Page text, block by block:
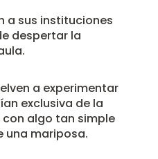
a sus instituciones
despertar la
a experimentar
exclusiva de la
algo tan simple
una mariposa.